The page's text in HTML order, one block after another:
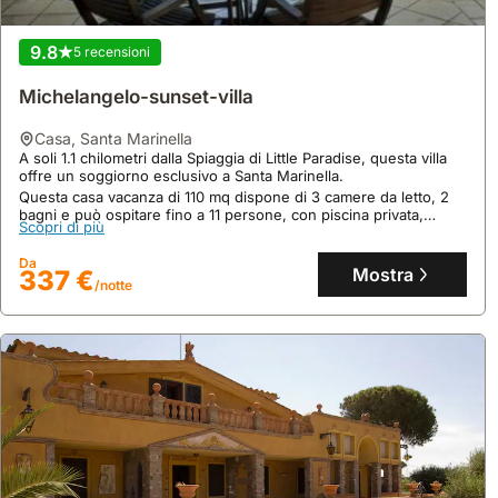
9.4 14 recensioni
Chalet Al Mare
casa ,Civitavecchia
A soli 1,7 chilometri dalla Spiaggia di Grotta Aurelia, questa
accogliente villa offre un soggiorno indimenticabile a
Civitavecchia, a 54 chilometri dall'Aeroporto di Fiumicino.
Questa casa vacanze, con i suoi 60 mq, ospita fino a 7 persone
parcheggio privato e WiFi gratuito, ideale per godersi la
tranquillità e il comfort.
Da
212 €/notte
9.8 5 recensioni
Michelangelo-sunset-villa
casa, Santa Marinella
A soli 1.1 chilometri dalla Spiaggia di Little Paradise, questa villa
offre un soggiorno esclusivo a Santa Marinella.
Questa casa vacanza di 110 mq dispone di 3 camere da letto, 2
bagni e può ospitare fino a 11 persone, con piscina privata,
giardino e parcheggio gratuito.
Scopri di più
Da
337 €/notte Mostra